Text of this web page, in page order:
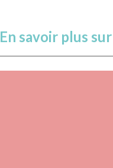
En savoir plus